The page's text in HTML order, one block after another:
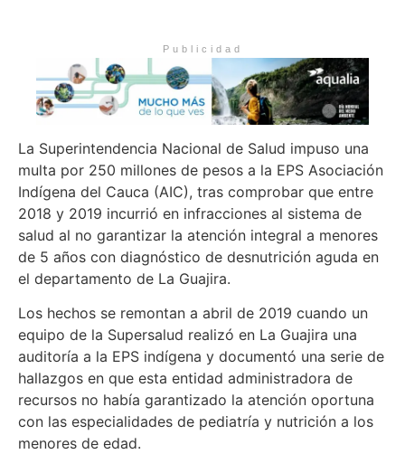
Publicidad
La Superintendencia Nacional de Salud impuso una
multa por 250 millones de pesos a la EPS Asociación
Indígena del Cauca (AIC), tras comprobar que entre
2018 y 2019 incurrió en infracciones al sistema de
salud al no garantizar la atención integral a menores
de 5 años con diagnóstico de desnutrición aguda en
el departamento de La Guajira.
Los hechos se remontan a abril de 2019 cuando un
equipo de la Supersalud realizó en La Guajira una
auditoría a la EPS indígena y documentó una serie de
hallazgos en que esta entidad administradora de
recursos no había garantizado la atención oportuna
con las especialidades de pediatría y nutrición a los
menores de edad.